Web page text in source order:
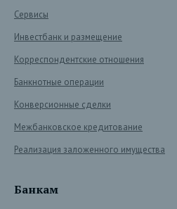
Сервисы
Инвестбанк и размещение
Корреспондентские отношения
Банкнотные операции
Конверсионные сделки
Межбанковское кредитование
Реализация заложенного имущества
Банкам